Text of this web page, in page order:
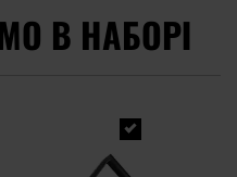
В НАБОРІ